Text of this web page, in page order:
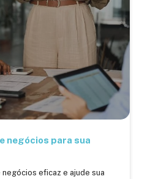
negócios para sua
eficaz e ajude sua